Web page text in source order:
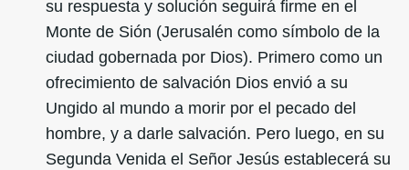
su respuesta y solución seguirá firme en el
Monte de Sión (Jerusalén como símbolo de la
ciudad gobernada por Dios). Primero como un
ofrecimiento de salvación Dios envió a su
Ungido al mundo a morir por el pecado del
hombre, y a darle salvación. Pero luego, en su
Segunda Venida el Señor Jesús establecerá su